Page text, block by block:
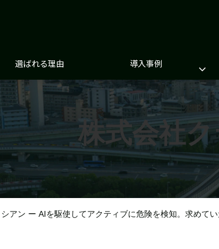
選ばれる理由 導入事例
株式会社
アン ー AIを駆使してアクティブに危険を検知。求めて